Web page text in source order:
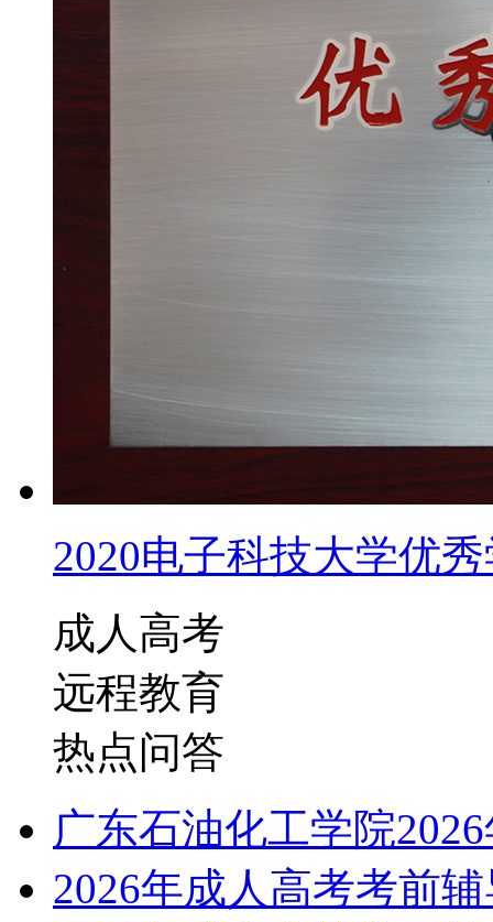
2020电子科技大学优
成人高考
远程教育
热点问答
广东石油化工学院
2026年成人高考考前